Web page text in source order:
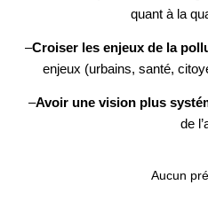
quant à la
–Croiser les enjeux de la
enjeux (urbains, santé,
–Avoir une vision plus
de
Aucun